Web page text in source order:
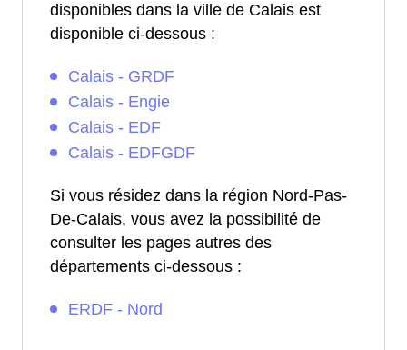
disponibles dans la ville de Calais est
disponible ci-dessous :
Calais - GRDF
Calais - Engie
Calais - EDF
Calais - EDFGDF
Si vous résidez dans la région Nord-Pas-
De-Calais, vous avez la possibilité de
consulter les pages autres des
départements ci-dessous :
ERDF - Nord